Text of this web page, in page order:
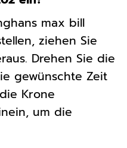
max bill
ziehen Sie
Drehen Sie die
gewünschte Zeit
Krone
um die